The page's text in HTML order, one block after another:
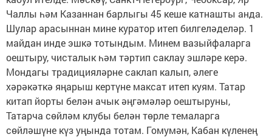
Чаллы һәм Казаннан барлыгы 45 кеше катнашты анда.
Шулар арасыннан мине куратор итеп билгеләделәр. 1
майдан инде эшкә тотындым. Минем вазыйфаларга
оештыру, чисталык һәм тәртип саклау эшләре керә.
Мондагы традицияләрне саклап калып, әлеге
хәрәкәткә яңарыш кертүне максат итеп куям. Татар
китап йорты белән ачык әңгәмәләр оештыруны,
Татарча сөйләм клубы белән төрле темаларга
сөйләшүне күз уңында тотам. Гомумән, Кабан күленең